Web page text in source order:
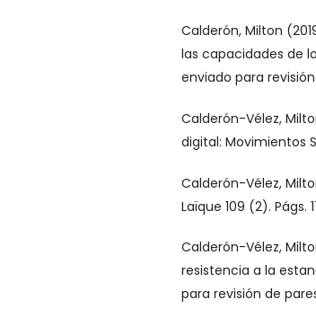
Calderón, Milton
las capacidades de
enviado para
Calderón-Vélez,
digital: Movimientos
Calderón-Vélez,
Laïque 109 (2). Págs.
Calderón-Vélez,
resistencia a la
para revisión de